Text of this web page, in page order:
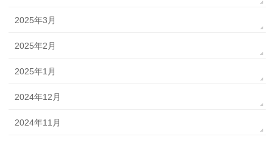
2025年3月
2025年2月
2025年1月
2024年12月
2024年11月